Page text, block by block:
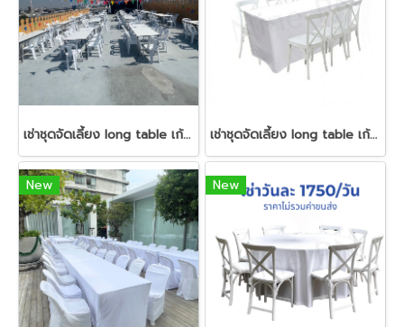
เช่าชุดจัดเลี้ยง long table เก้าอี้พลาสติกไม่คลุมผ้า เช่าชุดจัดเลี้ยง long table เก้าอี้ครอสแบ็ก
New New